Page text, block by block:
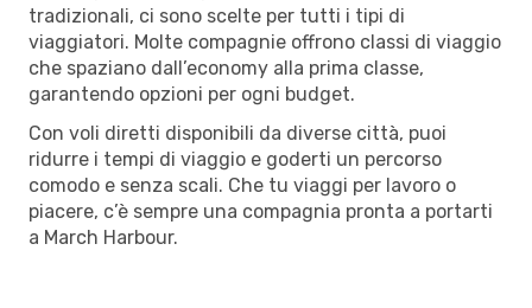
tradizionali, ci sono scelte per tutti i tipi di
viaggiatori. Molte compagnie offrono classi di viaggio
che spaziano dall’economy alla prima classe,
garantendo opzioni per ogni budget.
Con voli diretti disponibili da diverse città, puoi
ridurre i tempi di viaggio e goderti un percorso
comodo e senza scali. Che tu viaggi per lavoro o
piacere, c’è sempre una compagnia pronta a portarti
a March Harbour.